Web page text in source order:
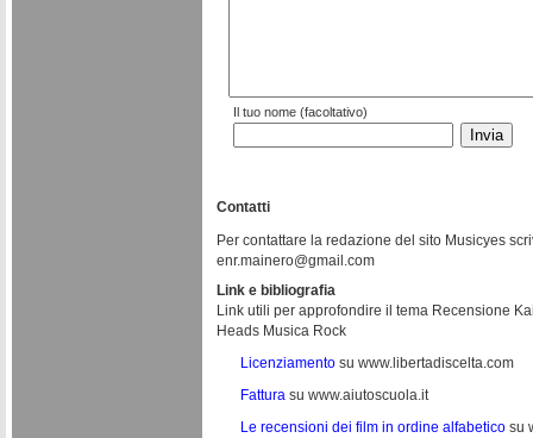
Il tuo nome (facoltativo)
Contatti
Per contattare la redazione del sito Musicyes
enr.mainero@gmail.com
Link e bibliografia
Link utili per approfondire il tema Recensione
Heads Musica Rock
Licenziamento su www.libertadiscelta.com
Fattura su www.aiutoscuola.it
Le recensioni dei film in ordine alfabetico su